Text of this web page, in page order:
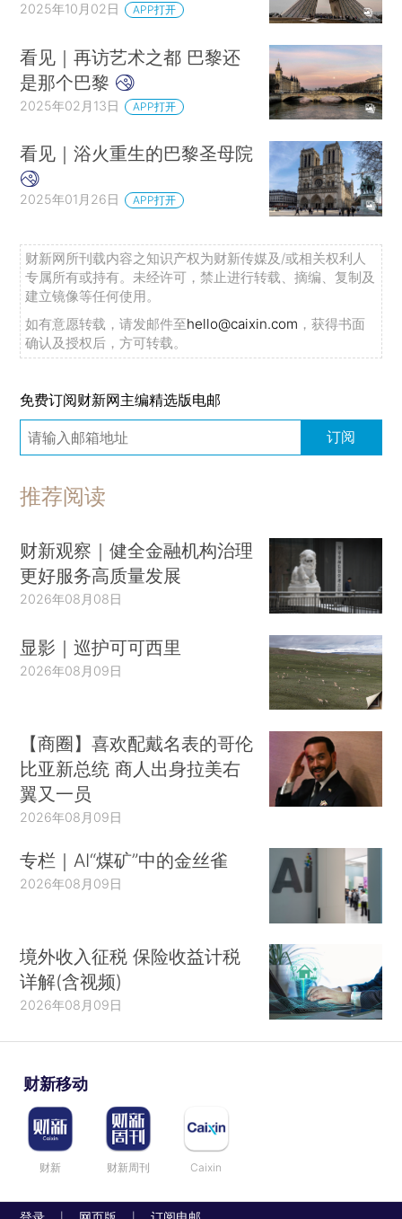
2025年10月02日 APP打开
看见｜再访艺术之都 巴黎还
是那个巴黎
2025年02月13日 APP打开
看见｜浴火重生的巴黎圣母院
2025年01月26日 APP打开
财新网所刊载内容之知识产权为财新传媒及/或相关权利人
专属所有或持有。未经许可，禁止进行转载、摘编、复制及
建立镜像等任何使用。
如有意愿转载，请发邮件至hello@caixin.com ，获得书面
确认及授权后，方可转载。
免费订阅财新网主编精选版电邮
订阅
推荐阅读
财新观察｜健全金融机构治理
更好服务高质量发展
2026年08月08日
显影｜巡护可可西里
2026年08月09日
【商圈】喜欢配戴名表的哥伦
比亚新总统 商人出身拉美右
翼又一员
2026年08月09日
专栏｜AI“煤矿”中的金丝雀
2026年08月09日
境外收入征税 保险收益计税
详解(含视频)
2026年08月09日
财新移动
财新 财新周刊 Caixin